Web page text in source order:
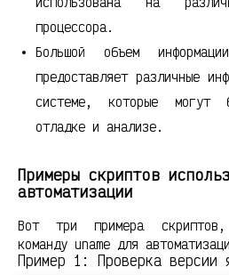
процессора.
Большой объем
предоставляет различные
системе, которые могут
отладке и анализе.
Примеры скриптов
автоматизации
Вот три примера скриптов,
команду uname для
Пример 1: Проверка версии